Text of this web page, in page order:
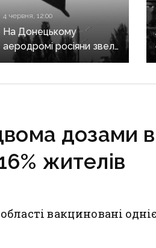
4 червня, 12:00
На Донецькому
аеродромі росіяни звели
понад 130 укриттів для
дозами
жителів
вакциновані